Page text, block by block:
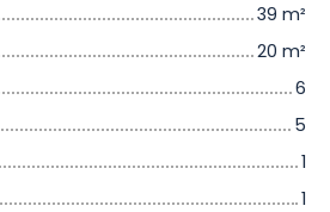
39 m²
20 m²
6
5
1
1